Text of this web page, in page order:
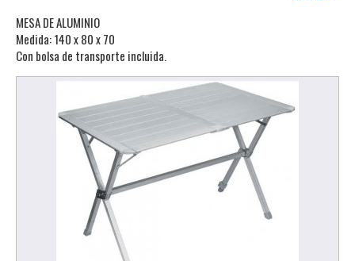
MESA DE ALUMINIO
Medida: 140 x 80 x 70
Con bolsa de transporte incluida.